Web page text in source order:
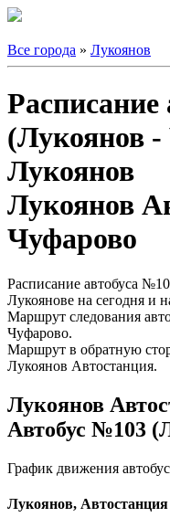
Все города » Лукоянов
Расписание
(Лукоянов
Лукоянов
Лукоянов
Чуфарово
Расписание автобуса
Лукоянове на сегодня и
Маршрут следования
Чуфарово.
Маршрут в обратную
Лукоянов Автостанция.
Лукоянов
Автобус №103
График движения
Лукоянов,